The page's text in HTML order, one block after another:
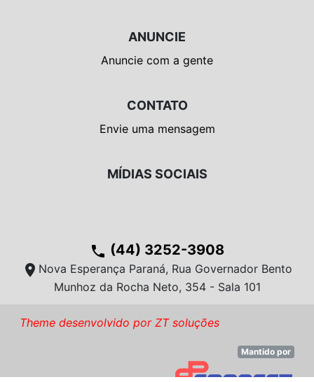
ANUNCIE
Anuncie com a gente
CONTATO
Envie uma mensagem
MÍDIAS SOCIAIS
phone (44) 3252-3908
location_on Nova Esperança Paraná, Rua Governador Bento
Munhoz da Rocha Neto, 354 - Sala 101
Theme desenvolvido por ZT soluções
Mantido por